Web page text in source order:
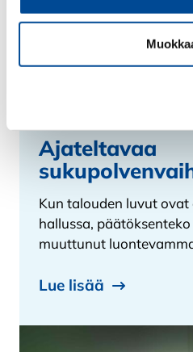
Ajateltavaa
Kun talouden luvut
hallussa,
muuttunut
Lue lisää